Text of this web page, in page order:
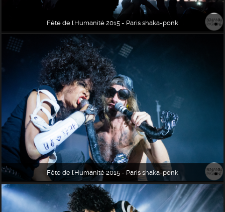
Fête de l'Humanité 2015 - Paris shaka-ponk
Fête de l'Humanité 2015 - Paris shaka-ponk